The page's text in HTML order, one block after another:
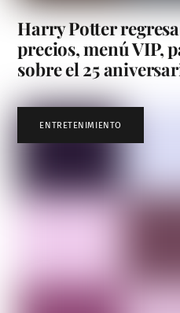
Harry Potter
precios, menú VIP,
sobre el 25
ENTRETENIMIENTO